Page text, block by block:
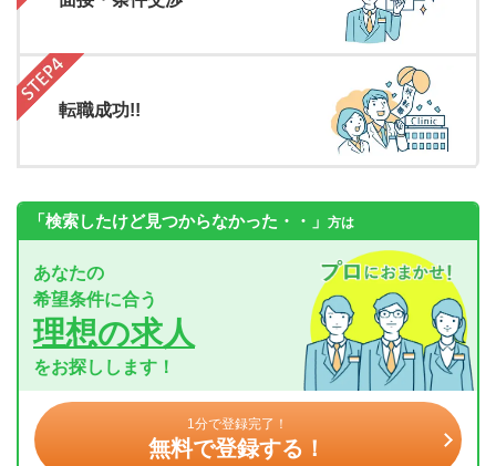
転職成功!!
「検索したけど見つからなかった・・」 方は
あなたの
希望条件に合う
理想の求人
をお探しします！
1分で登録完了！
無料で登録する！